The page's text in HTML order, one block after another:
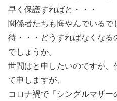
早く保護すればと・・・
関係者たちも悔やんでいる
待・・・どうすればなくなる
でしょうか。
世間はと申したいのですが、
て申しますが、
コロナ禍で「シングルマザ